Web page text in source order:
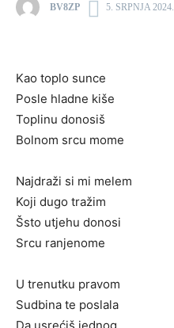
BV8ZP 5. SRPNJA 2024.
Kao toplo sunce
Posle hladne kiše
Toplinu donosiš
Bolnom srcu mome
Najdraži si mi melem
Koji dugo tražim
Šsto utjehu donosi
Srcu ranjenome
U trenutku pravom
Sudbina te poslala